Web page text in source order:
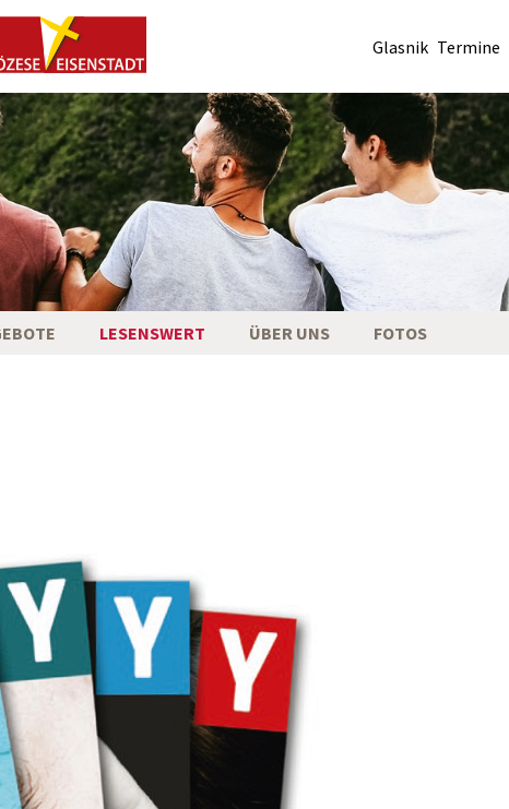
Glasnik Termine
LESENSWERT ÜBER UNS FOTOS